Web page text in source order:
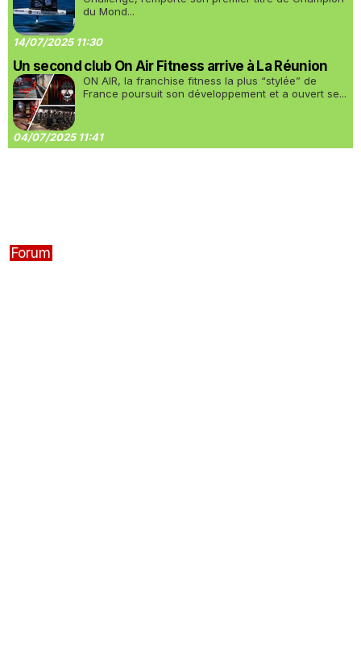
du Mond...
14/07/2025 11:30
Un second club On Air Fitness arrive à La Réunion
ON AIR, la franchise fitness la plus “stylée” de
France poursuit son développement et a ouvert se...
04/07/2025 11:41
Forum